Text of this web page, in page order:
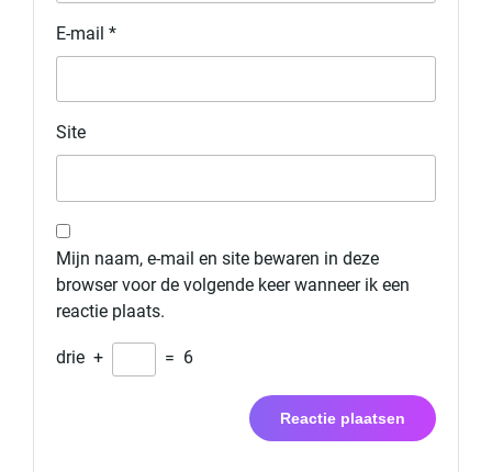
E-mail *
Site
Mijn naam, e-mail en site bewaren in deze
browser voor de volgende keer wanneer ik een
reactie plaats.
drie + = 6